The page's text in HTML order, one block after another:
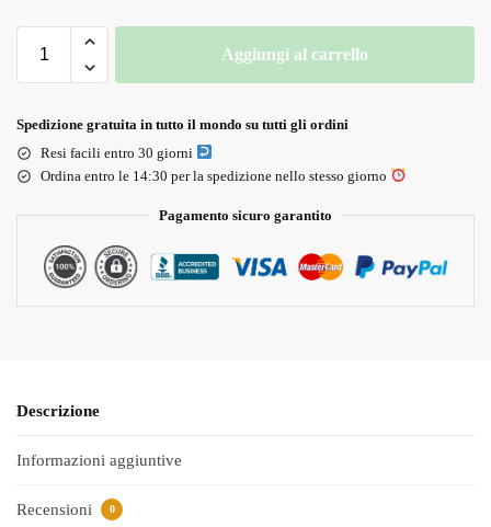
Aggiungi al carrello
Spedizione gratuita in tutto il mondo su tutti gli ordini
Resi facili entro 30 giorni
Ordina entro le 14:30 per la spedizione nello stesso giorno
Pagamento sicuro garantito
Descrizione
Informazioni aggiuntive
Recensioni 0